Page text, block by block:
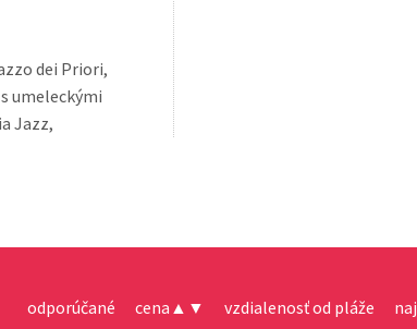
dei Priori,
odporúčané cena ▲ ▼ vzdialenosť od pláže